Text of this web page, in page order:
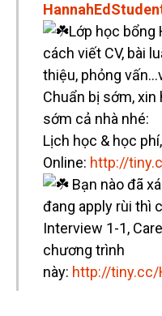
Lớp học bổng
cách viết CV, bài
thiệu, phỏng
Chuẩn bị sớm,
sớm cả nhà nhé:
Lịch học & học
Online: http://
Bạn nào đã
đang apply rùi thì
Interview 1-1,
chương trình
này: http://tiny.cc/